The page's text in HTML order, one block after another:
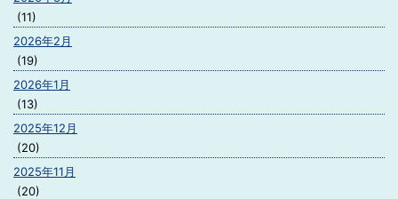
(11)
2026年2月
(19)
2026年1月
(13)
2025年12月
(20)
2025年11月
(20)